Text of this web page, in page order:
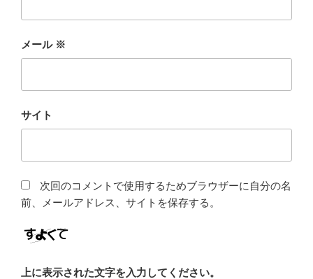
メール ※
サイト
次回のコメントで使用するためブラウザーに自分の名
前、メールアドレス、サイトを保存する。
上に表示された文字を入力してください。